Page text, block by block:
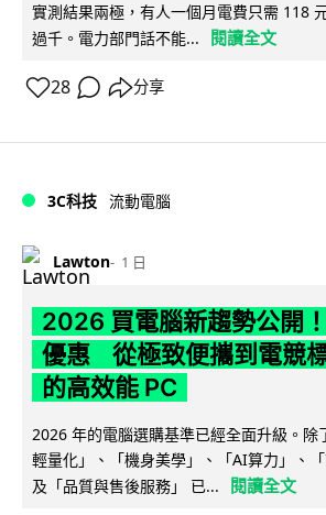
實測結果兩極，有人一個月電費只需 118
過千。電力部門話不能...
閱讀全文
28 分享
3C科技 流動電腦
Lawton 1 日
2026 買電腦新趨勢公開
優惠 從極致便攜到電競
的高效能 PC
2026 年的電腦選購基準已經全面升級。除
輕量化」、「機身美學」、「AI算力」、
及「品質與售後服務」 已...
閱讀全文